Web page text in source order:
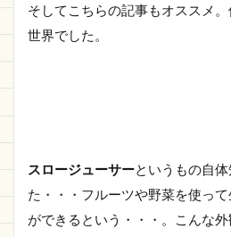
そしてこちらの記事もオススメ
世界でした。
スロージューサーというもの自
た・・・フルーツや野菜を使っ
ができるという・・・。こんな外